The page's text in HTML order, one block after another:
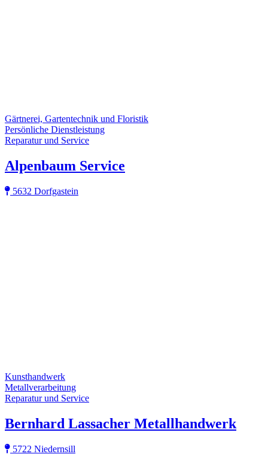
Gärtnerei, Gartentechnik und Floristik
Persönliche Dienstleistung
Reparatur und Service
Alpenbaum Service
5632 Dorfgastein
Kunsthandwerk
Metallverarbeitung
Reparatur und Service
Bernhard Lassacher Metallhandwerk
5722 Niedernsill